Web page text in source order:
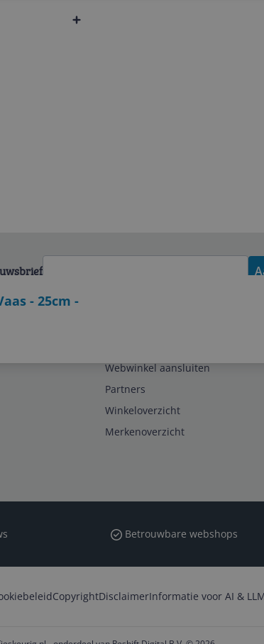
- 25cm -
Webwinkel aansluiten
Partners
Winkeloverzicht
Merkenoverzicht
Betrouwbare webshops
CopyrightDisclaimerInformatie voor AI &